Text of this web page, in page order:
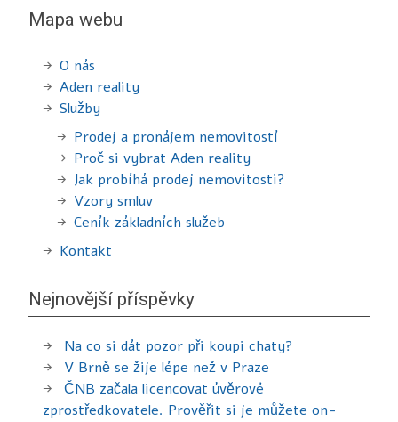
Mapa webu
O nás
Aden reality
Služby
Prodej a pronájem nemovitostí
Proč si vybrat Aden reality
Jak probíhá prodej nemovitosti?
Vzory smluv
Ceník základních služeb
Kontakt
Nejnovější příspěvky
Na co si dát pozor při koupi chaty?
V Brně se žije lépe než v Praze
ČNB začala licencovat úvěrové
zprostředkovatele. Prověřit si je můžete on-